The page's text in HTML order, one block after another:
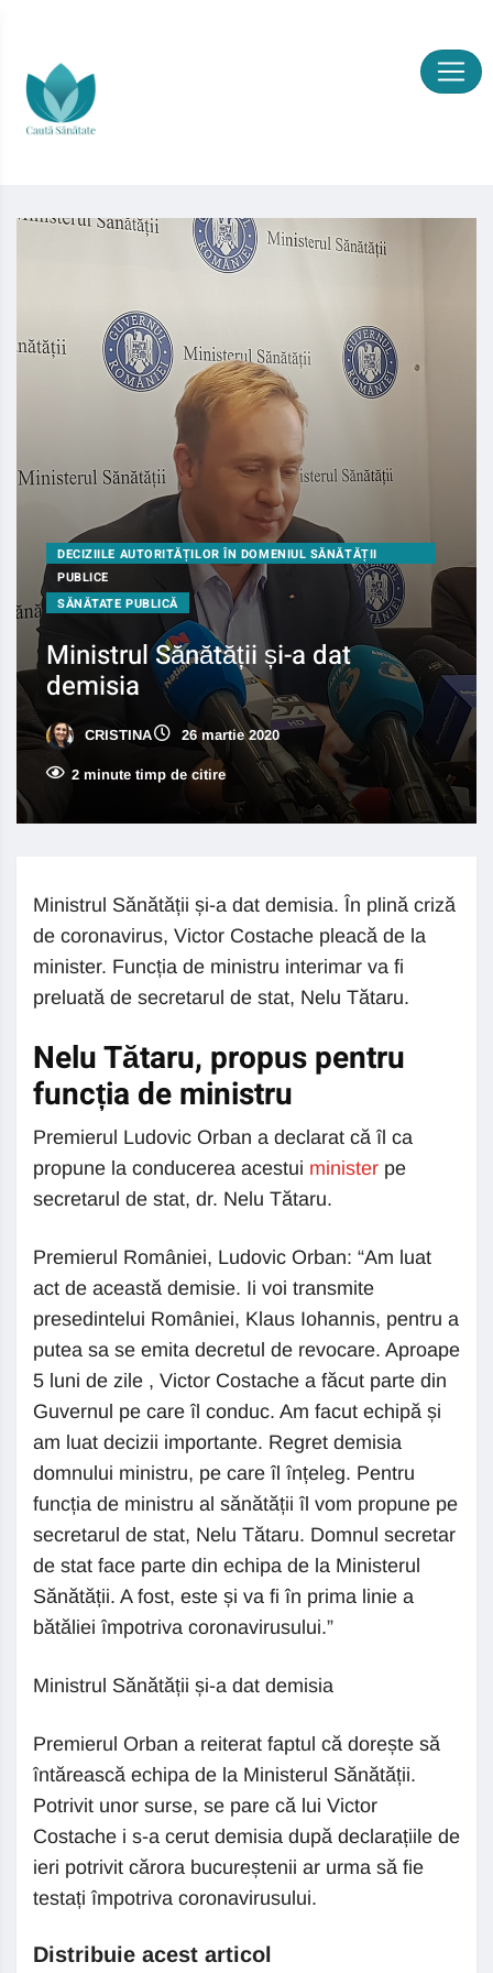
DECIZIILE AUTORITĂȚILOR ÎN DOMENIUL SĂNĂTĂȚII
PUBLICE
SĂNĂTATE PUBLICĂ
Ministrul Sănătății și-a dat
demisia
CRISTINA 26 martie 2020
2 minute timp de citire
Ministrul Sănătății și-a dat demisia. În plină criză
de coronavirus, Victor Costache pleacă de la
minister. Funcția de ministru interimar va fi
preluată de secretarul de stat, Nelu Tătaru.
Nelu Tătaru, propus pentru
funcția de ministru
Premierul Ludovic Orban a declarat că îl ca
propune la conducerea acestui minister pe
secretarul de stat, dr. Nelu Tătaru.
Premierul României, Ludovic Orban: “Am luat
act de această demisie. Ii voi transmite
presedintelui României, Klaus Iohannis, pentru a
putea sa se emita decretul de revocare. Aproape
5 luni de zile , Victor Costache a făcut parte din
Guvernul pe care îl conduc. Am facut echipă și
am luat decizii importante. Regret demisia
domnului ministru, pe care îl înțeleg. Pentru
funcția de ministru al sănătății îl vom propune pe
secretarul de stat, Nelu Tătaru. Domnul secretar
de stat face parte din echipa de la Ministerul
Sănătății. A fost, este și va fi în prima linie a
bătăliei împotriva coronavirusului.”
Ministrul Sănătății și-a dat demisia
Premierul Orban a reiterat faptul că dorește să
întărească echipa de la Ministerul Sănătății.
Potrivit unor surse, se pare că lui Victor
Costache i s-a cerut demisia după declarațiile de
ieri potrivit cărora bucureștenii ar urma să fie
testați împotriva coronavirusului.
Distribuie acest articol